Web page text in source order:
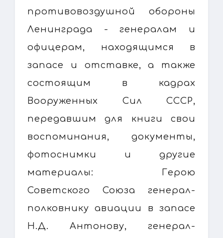
противовоздушной обороны
Ленинграда - генералам и
офицерам, находящимся в
запасе и отставке, а также
состоящим в кадрах
Вооруженных Сил СССР,
передавшим для книги свои
воспоминания, документы,
фотоснимки и другие
материалы: Герою
Советского Союза генерал-
полковнику авиации в запасе
Н.Д. Антонову, генерал-